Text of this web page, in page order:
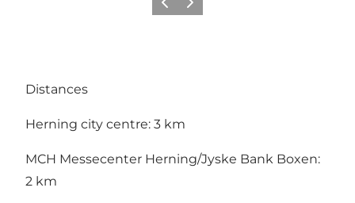
Vorige Volgende
Distances
Herning city centre: 3 km
MCH Messecenter Herning/Jyske Bank Boxen:
2 km